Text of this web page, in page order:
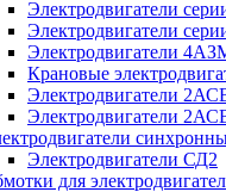
Электродвигатели
Электродвигатели
Электродвигатели
Крановые
Электродвигатели
Электродвигатели
Электродвигатели СД2
для